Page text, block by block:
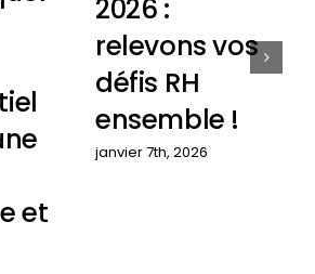
et
2026 :
relevons vos
défis RH
ensemble !
janvier 7th, 2026